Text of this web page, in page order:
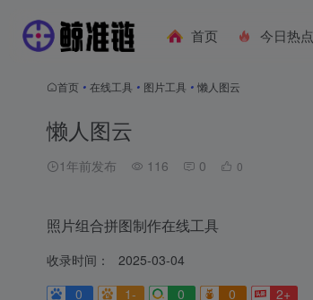
首页 今日热点
首页 • 在线工具 • 图片工具 • 懒人图云
懒人图云
1年前发布 116 0 0
照片组合拼图制作在线工具
收录时间：
2025-03-04
0
1- 0 0 2+